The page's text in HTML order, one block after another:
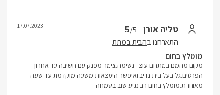
טליה אורן 5/5
התארחנו בהבית במתת
17.07.2023
מומלץ בחום
מקום מהמם במתחם עוצר נשימה.צימר מפנק עם חשיבה עד אחרון
הפרטים.גל בעל בית נדיב ואיפשר הימצאות משעה מוקדמת עד שעה
מאוחרת.מומלץ בחום רב.נגיע שוב בשמחה